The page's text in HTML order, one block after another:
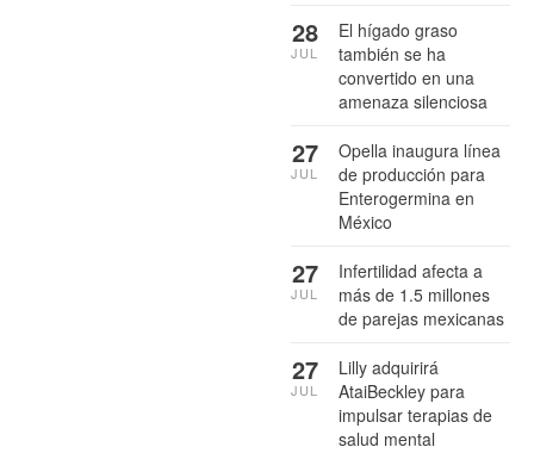
El hígado graso
también se ha
convertido en una
amenaza silenciosa
28
JUL
Opella inaugura línea
de producción para
Enterogermina en
México
27
JUL
Infertilidad afecta a
más de 1.5 millones
de parejas mexicanas
27
JUL
Lilly adquirirá
AtaiBeckley para
impulsar terapias de
salud mental
27
JUL